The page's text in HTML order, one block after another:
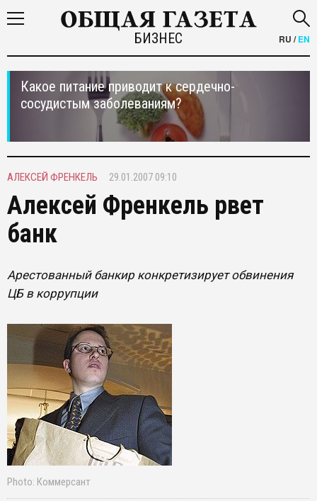
БИЗНЕС RU /EN
Какое питание приводит к сердечно-
сосудистым заболеваниям?
АЛЕКСЕЙ ФРЕНКЕЛЬ 29.01.2007 09:10
Алексей Френкель рвет
банк
Арестованный банкир конкретизирует обвинения
ЦБ в коррупции
Photo: Коммерсант